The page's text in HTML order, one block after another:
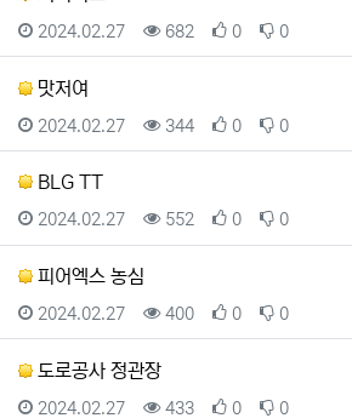
등록일
2024.02.27 조회
682 추천
0 비추천
0
맛저여
등록일
2024.02.27 조회
344 추천
0 비추천
0
BLG TT
등록일
2024.02.27 조회
552 추천
0 비추천
0
피어엑스 농심
등록일
2024.02.27 조회
400 추천
0 비추천
0
도로공사 정관장
등록일
2024.02.27 조회
433 추천
0 비추천
0